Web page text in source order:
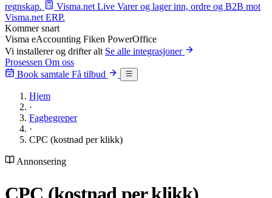
regnskap.
Visma.net Live Varer og lager inn, ordre og B2B mot
Visma.net ERP.
Kommer snart
Visma eAccounting Fiken PowerOffice
Vi installerer og drifter alt Se alle integrasjoner
Prosessen Om oss
Book samtale Få tilbud
Hjem
·
Fagbegreper
·
CPC (kostnad per klikk)
Annonsering
CPC (kostnad per klikk)